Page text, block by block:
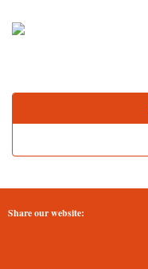
Share our website: